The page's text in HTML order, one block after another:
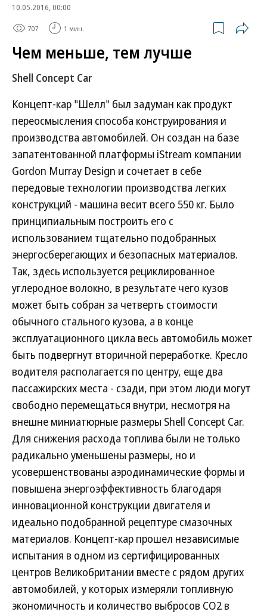
10.05.2016, 00:00
707 1 мин.
Чем меньше, тем лучше
Shell Concept Car
Концепт-кар "Шелл" был задуман как продукт
переосмысления способа конструирования и
производства автомобилей. Он создан на базе
запатентованной платформы iStream компании
Gordon Murray Design и сочетает в себе
передовые технологии производства легких
конструкций - машина весит всего 550 кг. Было
принципиальным построить его с
использованием тщательно подобранных
энергосберегающих и безопасных материалов.
Так, здесь используется рециклированное
углеродное волокно, в результате чего кузов
может быть собран за четверть стоимости
обычного стального кузова, а в конце
эксплуатационного цикла весь автомобиль может
быть подвергнут вторичной переработке. Кресло
водителя располагается по центру, еще два
пассажирских места - сзади, при этом люди могут
свободно перемещаться внутри, несмотря на
внешне миниатюрные размеры Shell Concept Car.
Для снижения расхода топлива были не только
радикально уменьшены размеры, но и
усовершенствованы аэродинамические формы и
повышена энергоэффективность благодаря
инновационной конструкции двигателя и
идеально подобранной рецептуре смазочных
материалов. Концепт-кар прошел независимые
испытания в одном из сертифицированных
центров Великобритании вместе с рядом других
автомобилей, у которых измеряли топливную
экономичность и количество выбросов CO2 в